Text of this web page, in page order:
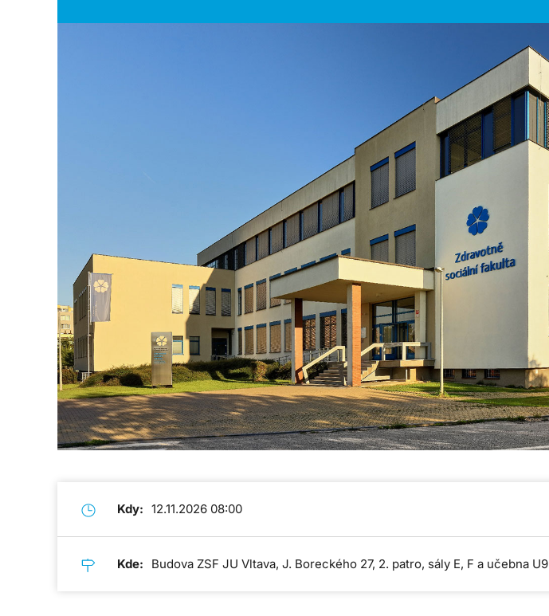
Kdy: 12.11.2026 08:00
Kde: Budova ZSF JU Vltava, J. Boreckého 27, 2. patro, sály E, F a učebna U9